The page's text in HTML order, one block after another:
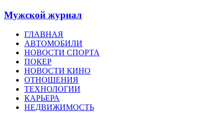
Мужской журнал
ГЛАВНАЯ
АВТОМОБИЛИ
НОВОСТИ СПОРТА
ПОКЕР
НОВОСТИ КИНО
ОТНОШЕНИЯ
ТЕХНОЛОГИИ
КАРЬЕРА
НЕДВИЖИМОСТЬ